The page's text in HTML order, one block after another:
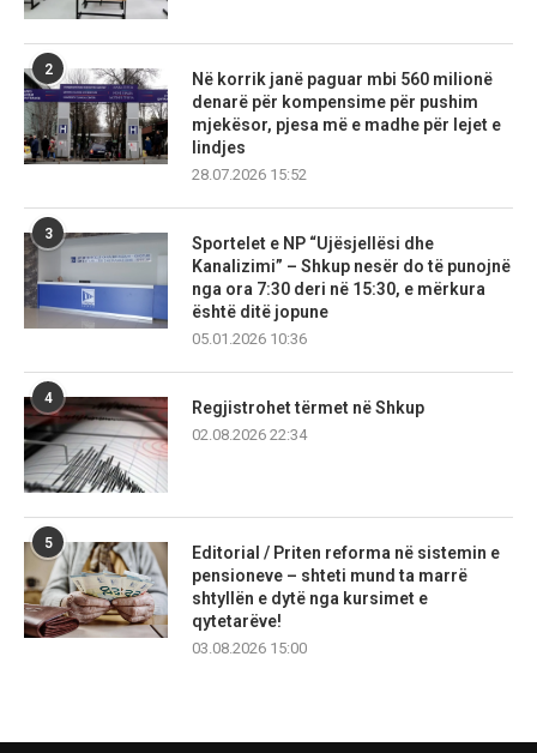
2
Në korrik janë paguar mbi 560 milionë
denarë për kompensime për pushim
mjekësor, pjesa më e madhe për lejet e
lindjes
28.07.2026 15:52
3
Sportelet e NP “Ujësjellësi dhe
Kanalizimi” – Shkup nesër do të punojnë
nga ora 7:30 deri në 15:30, e mërkura
është ditë jopune
05.01.2026 10:36
4
Regjistrohet tërmet në Shkup
02.08.2026 22:34
5
Editorial / Priten reforma në sistemin e
pensioneve – shteti mund ta marrë
shtyllën e dytë nga kursimet e
qytetarëve!
03.08.2026 15:00